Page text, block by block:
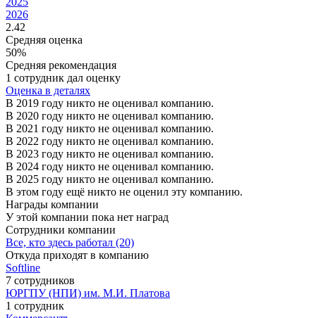
2026
2.42
Средняя оценка
50%
Средняя рекомендация
1 сотрудник дал оценку
Оценка в деталях
В 2019 году никто не оценивал компанию.
В 2020 году никто не оценивал компанию.
В 2021 году никто не оценивал компанию.
В 2022 году никто не оценивал компанию.
В 2023 году никто не оценивал компанию.
В 2024 году никто не оценивал компанию.
В 2025 году никто не оценивал компанию.
В этом году ещё никто не оценил эту компанию.
Награды компании
У этой компании пока нет наград
Сотрудники компании
Все, кто здесь работал (20)
Откуда приходят в компанию
Softline
7 сотрудников
ЮРГПУ (НПИ) им. М.И. Платова
1 сотрудник